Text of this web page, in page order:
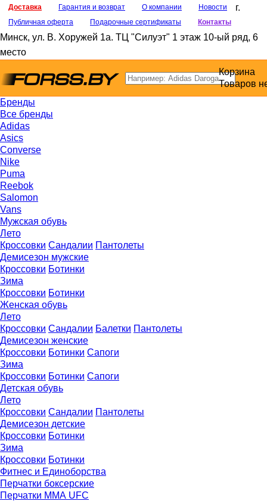
Доставка Гарантия и возврат О компании
Новости
Публичная оферта
Подарочные сертификаты Контакты
г.
Минск, ул. В. Хоружей 1а. ТЦ "Силуэт" 1 этаж 10-ый ряд, 6
место
Корзина
Товаров
Бренды
Все бренды
Adidas
Asics
Converse
Nike
Puma
Reebok
Salomon
Vans
Мужская обувь
Лето
Кроссовки Сандалии Пантолеты
Демисезон мужские
Кроссовки Ботинки
Зима
Кроссовки Ботинки
Женская обувь
Лето
Кроссовки Сандалии Балетки Пантолеты
Демисезон женские
Кроссовки Бoтинки Сапоги
Зима
Кроссовки Ботинки Сапоги
Детская обувь
Летo
Кроссовки Сандалии Пантолеты
Демисезон детские
Кроссовки Ботинки
Зима
Кроссовки Ботинки
Фитнес и Единоборства
Перчатки боксерские
Перчатки ММА UFC